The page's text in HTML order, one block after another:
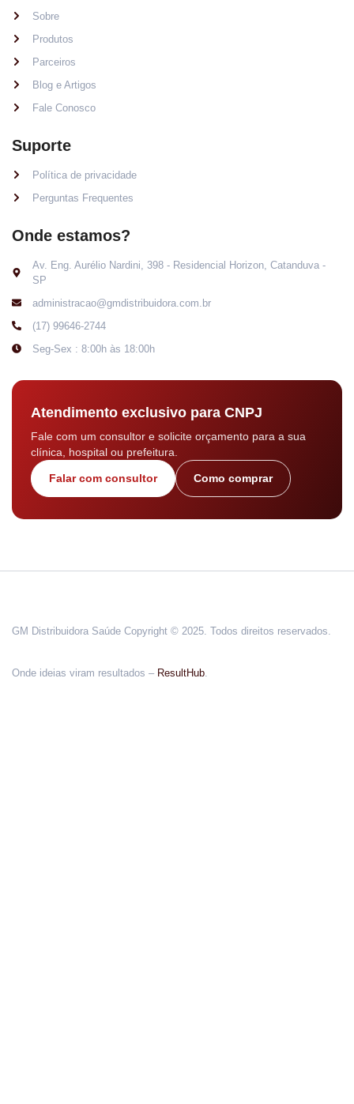
Sobre
Produtos
Parceiros
Blog e Artigos
Fale Conosco
Suporte
Política de privacidade
Perguntas Frequentes
Onde estamos?
Av. Eng. Aurélio Nardini, 398 - Residencial Horizon, Catanduva -
SP
administracao@gmdistribuidora.com.br
(17) 99646-2744
Seg-Sex : 8:00h às 18:00h
Atendimento exclusivo para CNPJ
Fale com um consultor e solicite orçamento para a sua
clínica, hospital ou prefeitura.
Falar com consultor Como comprar
GM Distribuidora Saúde Copyright © 2025. Todos direitos reservados.
Onde ideias viram resultados – ResultHub.